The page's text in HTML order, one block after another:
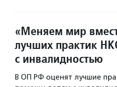
«Меняем мир
лучших практик
с инвалидностью
В ОП РФ оценят лучшие